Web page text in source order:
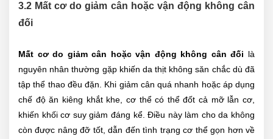
3.2 Mất cơ do giảm cân hoặc vận động không cân
đối
Mất cơ do giảm cân hoặc vận động không cân đối là
nguyên nhân thường gặp khiến da thịt không săn chắc dù đã
tập thể thao đều đặn. Khi giảm cân quá nhanh hoặc áp dụng
chế độ ăn kiêng khắt khe, cơ thể có thể đốt cả mỡ lẫn cơ,
khiến khối cơ suy giảm đáng kể. Điều này làm cho da không
còn được nâng đỡ tốt, dẫn đến tình trạng cơ thể gọn hơn về